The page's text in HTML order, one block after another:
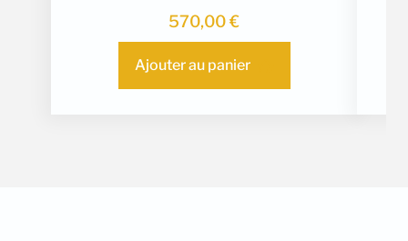
570,00€
Ajouter au panier